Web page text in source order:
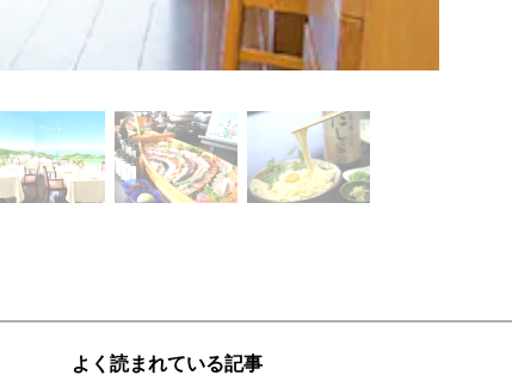
よく読まれている記事